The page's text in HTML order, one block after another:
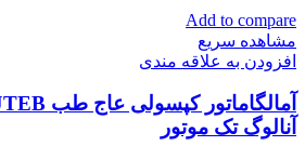
Add to compare
مشاهده سریع
افزودن به علاقه مندی
آنالوگ تک موتور